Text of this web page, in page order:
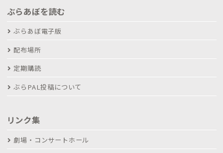
ぶらあぼを読む
ぶらあぼ電子版
配布場所
定期購読
ぶらPAL投稿について
リンク集
劇場・コンサートホール